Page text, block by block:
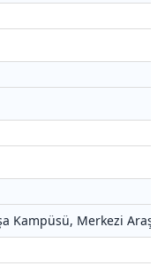
Kampüsü, Merkezi